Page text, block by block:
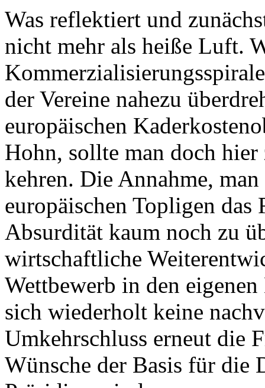
Was reflektiert und
nicht mehr als heiße Luft.
der Vereine nahezu
europäischen
Hohn, sollte man doch
kehren. Die Annahme,
europäischen Topligen das
Absurdität kaum noch zu
wirtschaftliche
Wettbewerb in den
sich wiederholt keine
Umkehrschluss erneut die
Wünsche der Basis für die